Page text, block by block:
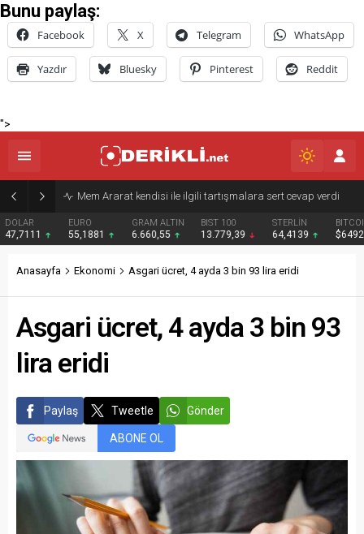
Bunu paylaş:
Facebook X Telegram WhatsApp
Yazdır Bluesky Pinterest Reddit
">
EURO
55,1881
GRAM ALTIN
6.660,55
BIST 100
13.779,39
STERLİN
64,4139
BITCOIN
$64922
BNB
Anasayfa Ekonomi Asgari ücret, 4 ayda 3 bin 93 lira eridi
Asgari ücret, 4 ayda 3 bin 93
lira eridi
Paylaş Tweetle Gönder
ABONE OL